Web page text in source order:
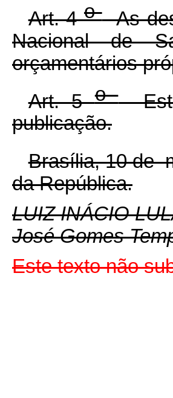
Art. 4oAs
Nacional de
orçamentários
Art. 5oEste
publicação.
Brasília, 10 de
da República.
LUIZ INÁCIO
José Gomes
Este texto não